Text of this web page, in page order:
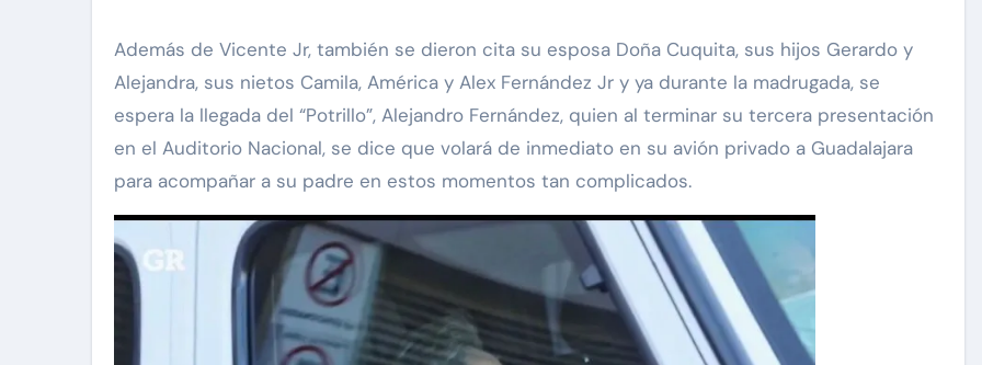
Además de Vicente Jr, también se dieron cita su esposa Doña Cuquita, sus hijos Gerardo y
Alejandra, sus nietos Camila, América y Alex Fernández Jr y ya durante la madrugada, se
espera la llegada del “Potrillo”, Alejandro Fernández, quien al terminar su tercera presentación
en el Auditorio Nacional, se dice que volará de inmediato en su avión privado a Guadalajara
para acompañar a su padre en estos momentos tan complicados.